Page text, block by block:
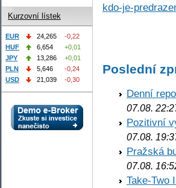
kdo-je-
Poslední
Denní
07.08.
Pozitivní
07.08.
Pražská
07.08.
Take-Two
Kurzovní lístek
EUR 24,265
-0,22
HUF
6,654
+0,01
JPY
13,286
+0,01
PLN
5,646
-0,24
USD
21,039 -0,30